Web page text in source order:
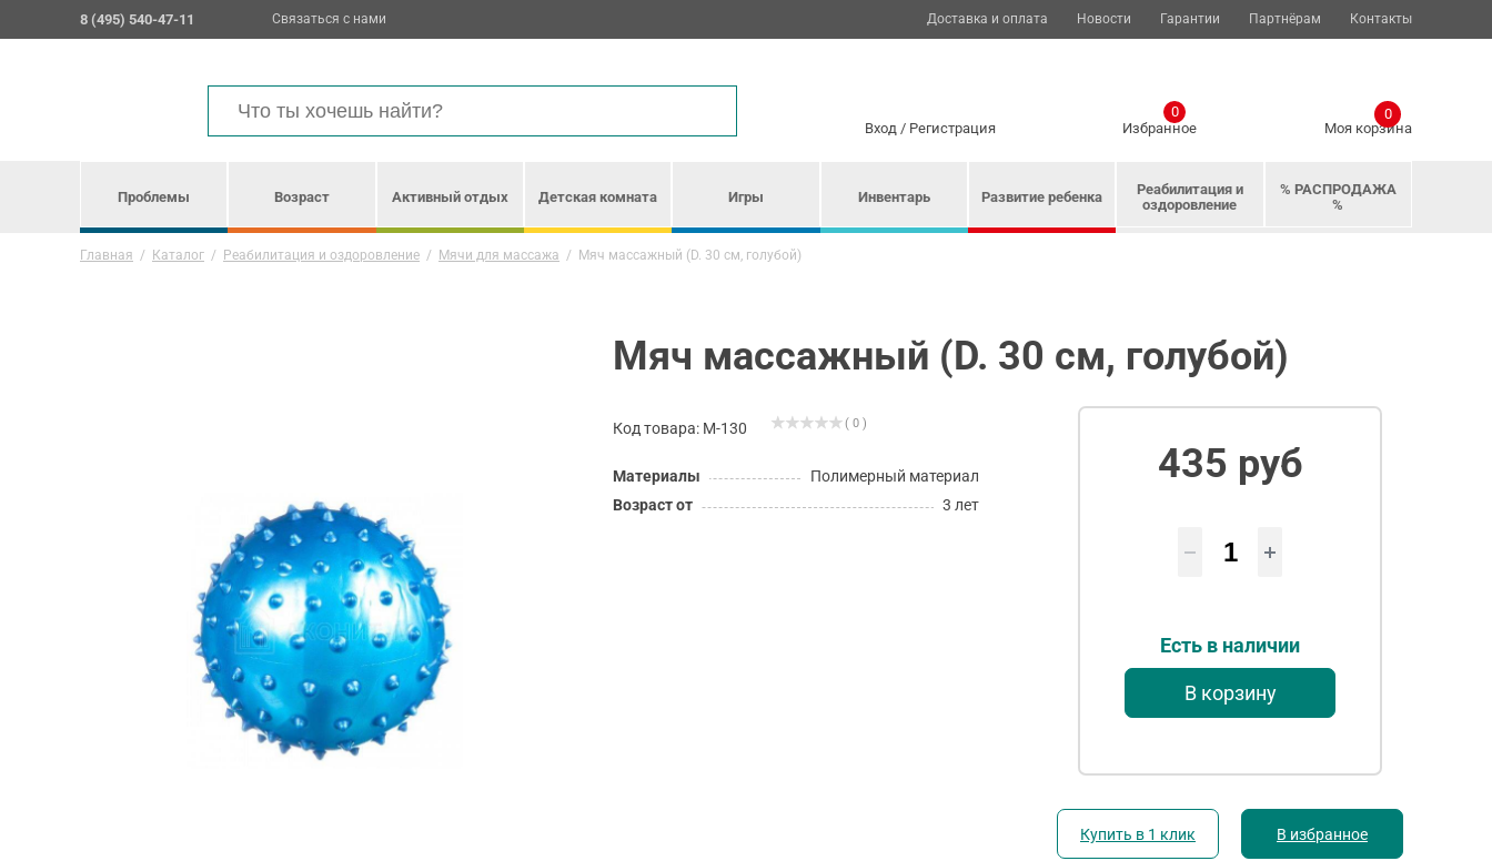
8 (495) 540-47-11 Связаться с нами Доставка и оплата Новости Гарантии Партнёрам Контакты
Вход/ Регистрация Избранное
0
Моя корзина
0
Проблемы Возраст Активный отдых Детская комната Игры Инвентарь Развитие ребенка
Реабилитация и
оздоровление
% РАСПРОДАЖА
%
Главная / Каталог / Реабилитация и оздоровление / Мячи для массажа / Мяч массажный (D. 30 см, голубой)
Мяч массажный (D. 30 см, голубой)
Код товара: М-130 ( 0 )
Материалы
Полимерный материал
Возраст от
3 лет
435 руб
Есть в наличии
В корзину
Купить в 1 клик В избранное